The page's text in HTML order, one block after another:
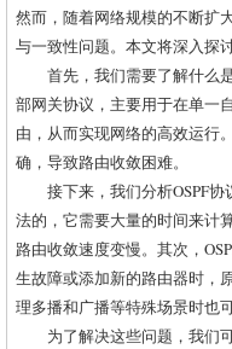
然而，随着网络规模的不断扩
与一致性问题。本文将深入探
首先，我们需要了解什么
部网关协议，主要用于在单一
由，从而实现网络的高效运行
确，导致路由收敛困难。
接下来，我们分析OSPF
法的，它需要大量的时间来计
路由收敛速度变慢。其次，
生故障或添加新的路由器时，
理多播和广播等特殊场景时也
为了解决这些问题，我们